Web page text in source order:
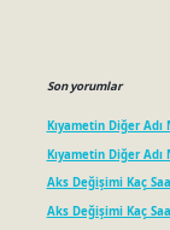
Son yorumlar
Kıyametin Diğer Adı
Kıyametin Diğer Adı
Aks Değişimi Kaç
Aks Değişimi Kaç